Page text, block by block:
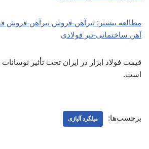
مطالعه بیشتر: تیرآهن-فروش تیرآهن-فروش
آهن ساختمانی-تیر فولادی
قیمت فولاد ابزار در ایران تحت تأثیر
است.
برچسب‌ها: میلگرد آلیاژی